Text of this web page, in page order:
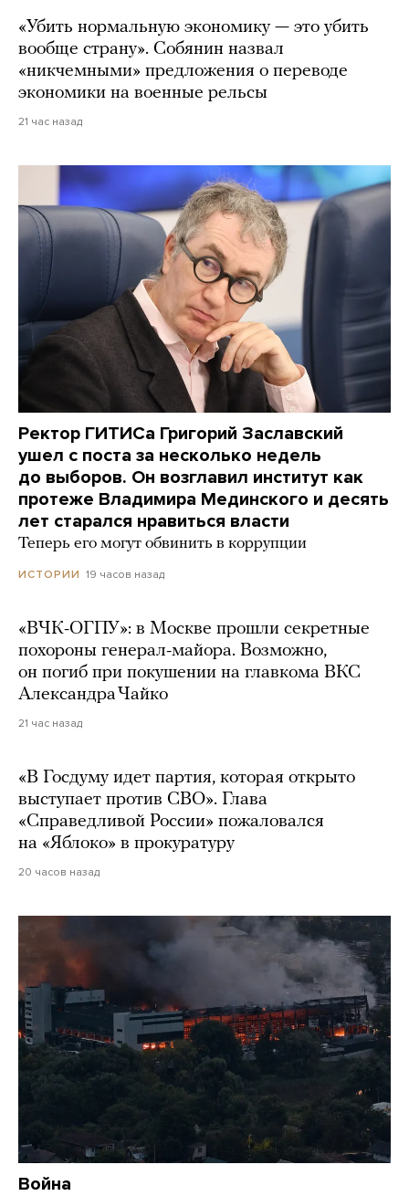
«Убить нормальную экономику — это убить
вообще страну». Собянин назвал
«никчемными» предложения о переводе
экономики на военные рельсы
21 час назад
Ректор ГИТИСа Григорий Заславский
ушел с поста за несколько недель
до выборов. Он возглавил институт как
протеже Владимира Мединского и десять
лет старался нравиться власти
Теперь его могут обвинить в коррупции
ИСТОРИИ 19 часов назад
«ВЧК-ОГПУ»: в Москве прошли секретные
похороны генерал-майора. Возможно,
он погиб при покушении на главкома ВКС
Александра Чайко
21 час назад
«В Госдуму идет партия, которая открыто
выступает против СВО». Глава
«Справедливой России» пожаловался
на «Яблоко» в прокуратуру
20 часов назад
Война